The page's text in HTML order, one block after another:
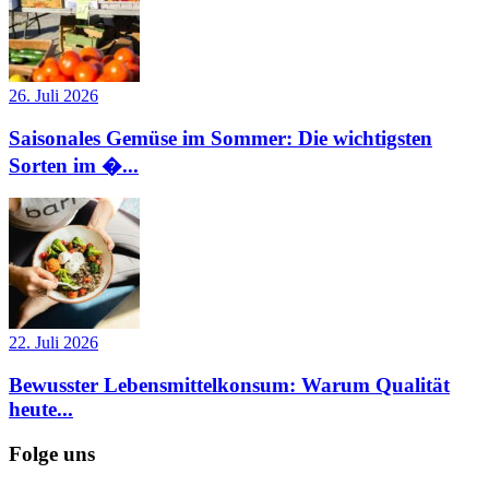
26. Juli 2026
Saisonales Gemüse im Sommer: Die wichtigsten
Sorten im �...
22. Juli 2026
Bewusster Lebensmittelkonsum: Warum Qualität
heute...
Folge uns